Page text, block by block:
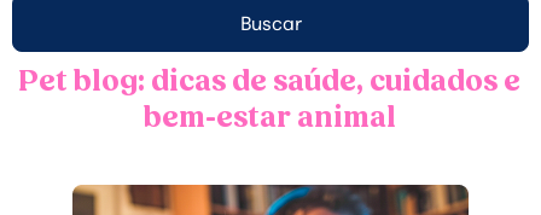
Buscar
Pet blog: dicas de saúde, cuidados e
bem-estar animal